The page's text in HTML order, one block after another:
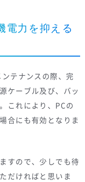
電力を抑える
テナンスの際、完
ケーブル及び、バッ
これにより、PCの
合にも有効となりま
すので、少しでも待
だければと思いま